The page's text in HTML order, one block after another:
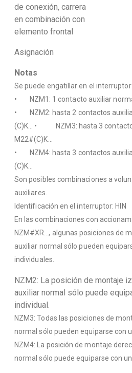
de conexión, carrera
en combinación con
elemento frontal
Asignación
Notas
Se puede engatillar en el interruptor:
• NZM1: 1 contacto auxiliar
• NZM2: hasta 2 contactos
(C)K… • NZM3: hasta 3
M22#(C)K…
• NZM4: hasta 3 contactos
(C)K…
Son posibles combinaciones a
auxiliares.
Identificación en el interruptor: HIN
En las combinaciones con
NZM#XR…, algunas posiciones de
auxiliar normal sólo pueden
individuales.
NZM2: La posición de montaje
auxiliar normal sólo puede
individual.
NZM3: Todas las posiciones de
normal sólo pueden equiparse con
NZM4: La posición de montaje
normal sólo puede equiparse con